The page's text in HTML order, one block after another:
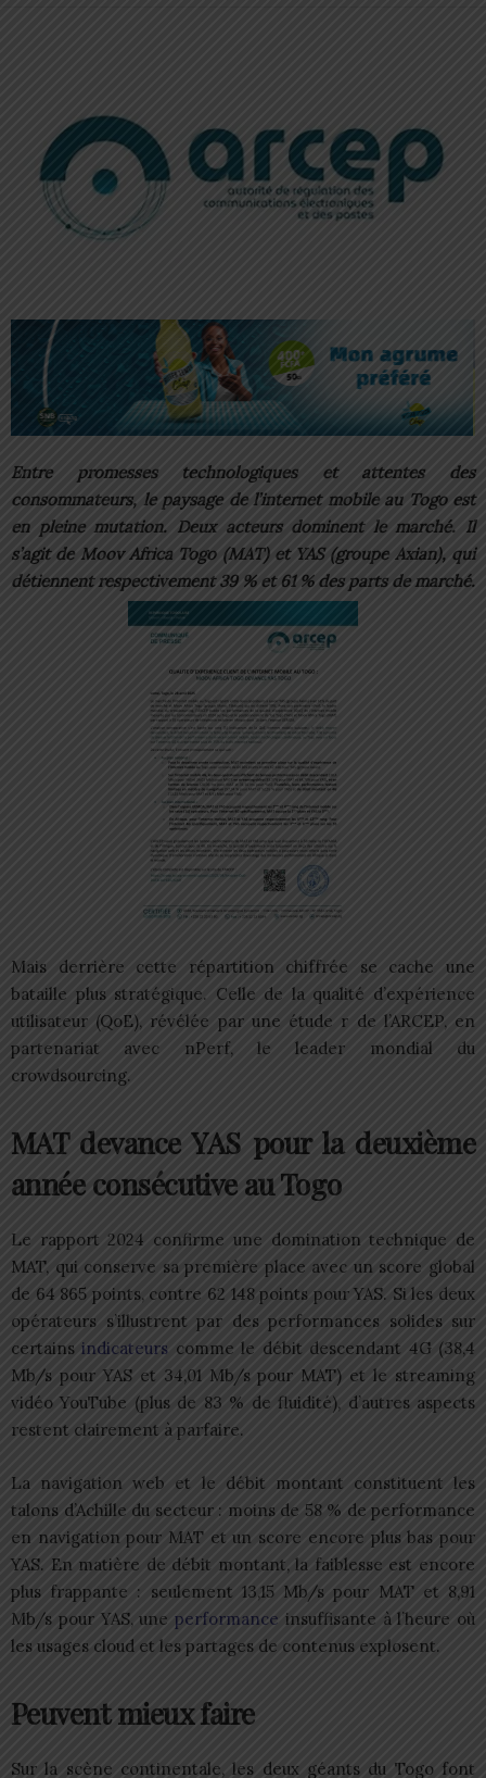
Entre promesses technologiques et attentes des
consommateurs, le paysage de l’internet mobile au Togo est
en pleine mutation. Deux acteurs dominent le marché. Il
s’agit de Moov Africa Togo (MAT) et YAS (groupe Axian), qui
détiennent respectivement 39 % et 61 % des parts de marché.
Mais derrière cette répartition chiffrée se cache une
bataille plus stratégique. Celle de la qualité d’expérience
utilisateur (QoE), révélée par une étude r de l’ARCEP, en
partenariat avec nPerf, le leader mondial du
crowdsourcing.
MAT devance YAS pour la deuxième
année consécutive au Togo
Le rapport 2024 confirme une domination technique de
MAT, qui conserve sa première place avec un score global
de 64 865 points, contre 62 148 points pour YAS. Si les deux
opérateurs s’illustrent par des performances solides sur
certainsindicateurs comme le débit descendant 4G (38,4
Mb/s pour YAS et 34,01 Mb/s pour MAT) et le streaming
vidéo YouTube (plus de 83 % de fluidité), d’autres aspects
restent clairement à parfaire.
La navigation web et le débit montant constituent les
talons d’Achille du secteur : moins de 58 % de performance
en navigation pour MAT et un score encore plus bas pour
YAS. En matière de débit montant, la faiblesse est encore
plus frappante : seulement 13,15 Mb/s pour MAT et 8,91
Mb/s pour YAS, une performance insuffisante à l’heure où
les usages cloud et les partages de contenus explosent.
Peuvent mieux faire
Sur la scène continentale, les deux géants du Togo font